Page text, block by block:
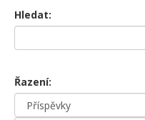
Hledat:
Řazení: